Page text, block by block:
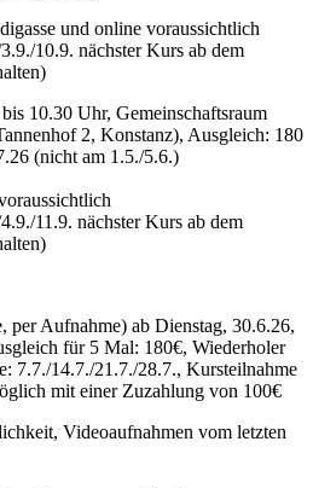
und online voraussichtlich
10.9. nächster Kurs ab dem
10.30 Uhr, Gemeinschaftsraum
2, Konstanz), Ausgleich: 180
(nicht am 1.5./5.6.)
11.9. nächster Kurs ab dem
per Aufnahme) ab Dienstag, 30.6.26,
für 5 Mal: 180€, Wiederholer
7.7./14.7./21.7./28.7., Kursteilnahme
mit einer Zuzahlung von 100€
Videoaufnahmen vom letzten